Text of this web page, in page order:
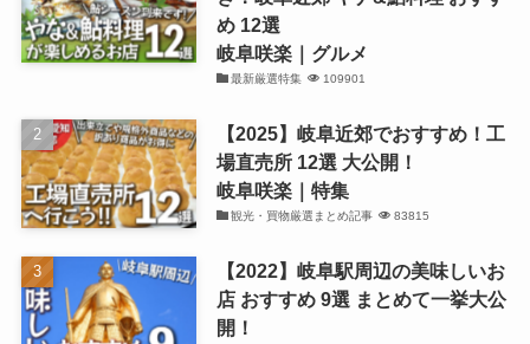
め 12選
岐阜咲楽｜グルメ
最新厳選特集 109901
【2025】岐阜近郊でおすすめ！工
場直売所 12選 大公開！
岐阜咲楽｜特集
観光・買物厳選まとめ記事 83815
【2022】岐阜駅周辺の美味しいお
店 おすすめ 9選 まとめて一挙大公
開！